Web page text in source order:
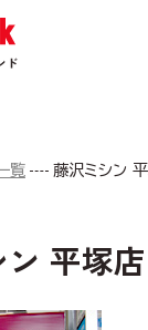
覧 藤沢ミシン
平塚店